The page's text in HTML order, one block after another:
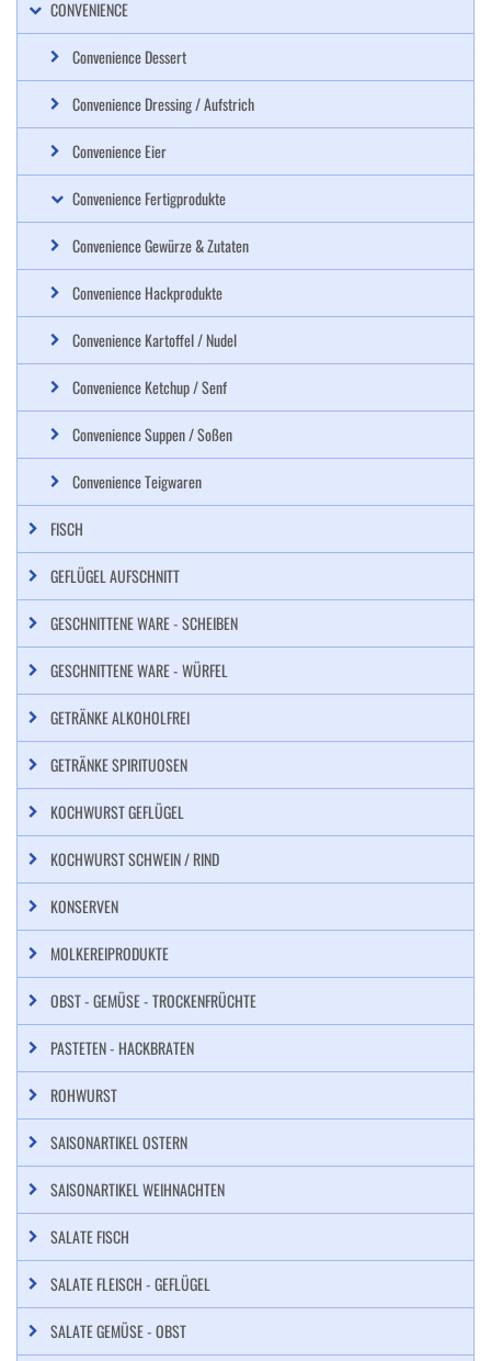
CONVENIENCE
Convenience Dessert
Convenience Dressing / Aufstrich
Convenience Eier
Convenience Fertigprodukte
Convenience Gewürze & Zutaten
Convenience Hackprodukte
Convenience Kartoffel / Nudel
Convenience Ketchup / Senf
Convenience Suppen / Soßen
Convenience Teigwaren
FISCH
GEFLÜGEL AUFSCHNITT
GESCHNITTENE WARE - SCHEIBEN
GESCHNITTENE WARE - WÜRFEL
GETRÄNKE ALKOHOLFREI
GETRÄNKE SPIRITUOSEN
KOCHWURST GEFLÜGEL
KOCHWURST SCHWEIN / RIND
KONSERVEN
MOLKEREIPRODUKTE
OBST - GEMÜSE - TROCKENFRÜCHTE
PASTETEN - HACKBRATEN
ROHWURST
SAISONARTIKEL OSTERN
SAISONARTIKEL WEIHNACHTEN
SALATE FISCH
SALATE FLEISCH - GEFLÜGEL
SALATE GEMÜSE - OBST